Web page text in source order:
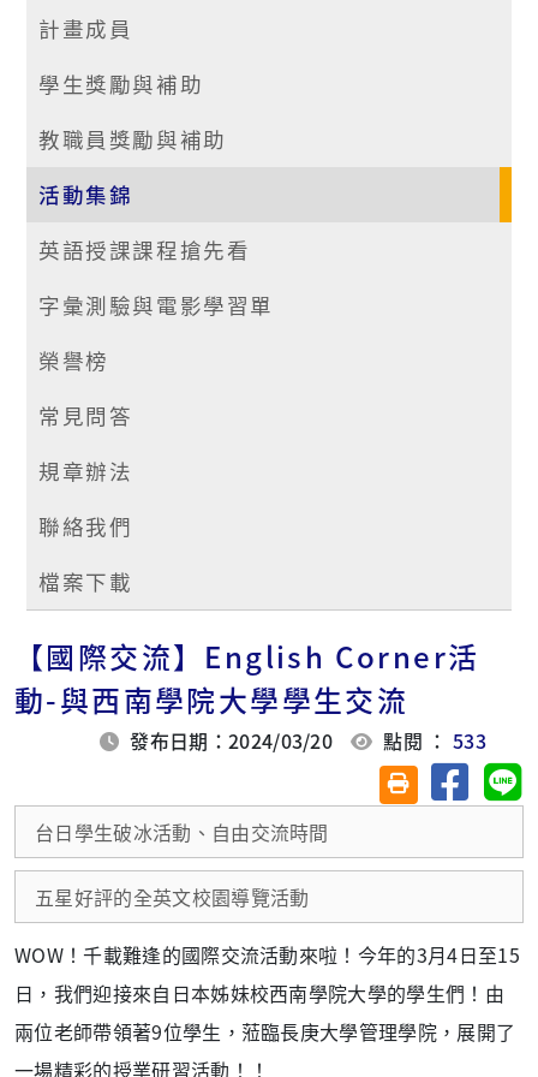
計畫成員
學生獎勵與補助
教職員獎勵與補助
活動集錦
英語授課課程搶先看
字彙測驗與電影學習單
榮譽榜
常見問答
規章辦法
聯絡我們
檔案下載
【國際交流】English Corner活
動-與西南學院大學學生交流
發布日期：2024/03/20 點閱 ：533
友善列印(另開視
分享至
台日學生破冰活動、自由交流時間
五星好評的全英文校園導覽活動
WOW！千載難逢的國際交流活動來啦！今年的3月4日至15
日，我們迎接來自日本姊妹校西南學院大學的學生們！由
兩位老師帶領著9位學生，蒞臨長庚大學管理學院，展開了
一場精彩的授業研習活動！！